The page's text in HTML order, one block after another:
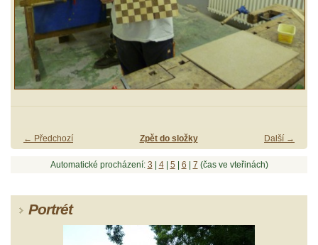
← Předchozí Další →
Zpět do složky
Automatické procházení: 3 4| 5 6 7 (čas ve vteřinách)
Portrét